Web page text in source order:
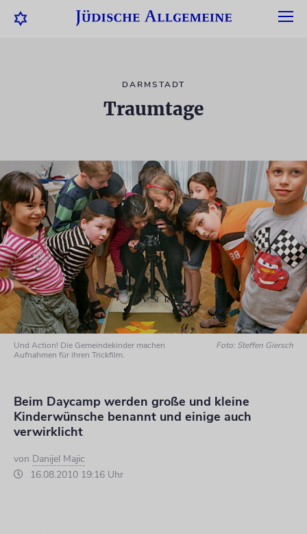
DARMSTADT
Traumtage
Und Action! Die Gemeindekinder machen
Aufnahmen für ihren Trickfilm.
Foto: Steffen Giersch
Beim Daycamp werden große und kleine
Kinderwünsche benannt und einige auch
verwirklicht
von Danijel Majic
16.08.2010 19:16 Uhr